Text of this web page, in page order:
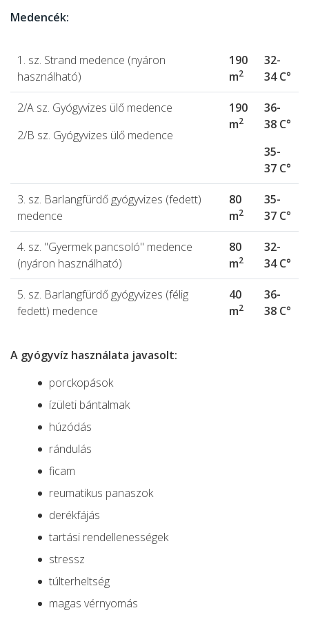
Medencék:
1. sz. Strand medence (nyáron
használható)
190
m2
32-
34 C°
2/A sz. Gyógyvizes ülő medence
2/B sz. Gyógyvizes ülő medence
190
m2
36-
38 C°
35-
37 C°
3. sz. Barlangfürdő gyógyvizes (fedett)
medence
80
m2
35-
37 C°
4. sz. "Gyermek pancsoló" medence
(nyáron használható)
80
m2
32-
34 C°
5. sz. Barlangfürdő gyógyvizes (félig
fedett) medence
40
m2
36-
38 C°
A gyógyvíz használata javasolt:
porckopások
ízületi bántalmak
húzódás
rándulás
ficam
reumatikus panaszok
derékfájás
tartási rendellenességek
stressz
túlterheltség
magas vérnyomás